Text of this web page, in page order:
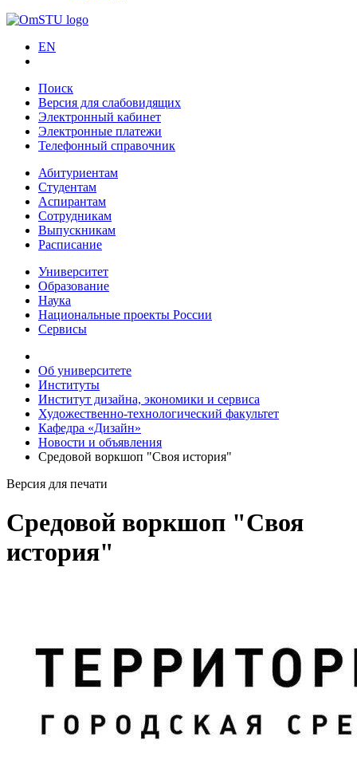
EN
Поиск
Версия для слабовидящих
Электронный кабинет
Электронные платежи
Телефонный справочник
Абитуриентам
Студентам
Аспирантам
Сотрудникам
Выпускникам
Расписание
Университет
Образование
Наука
Национальные проекты России
Сервисы
Об университете
Институты
Институт дизайна, экономики и сервиса
Художественно-технологический факультет
Кафедра «Дизайн»
Новости и объявления
Средовой воркшоп "Своя история"
Версия для печати
Средовой воркшоп "Своя
история"